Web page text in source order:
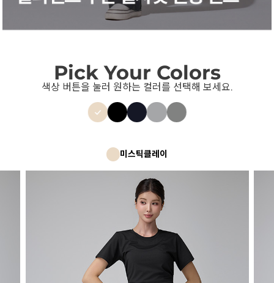
Pick Your Colors
색상 버튼을 눌러 원하는 컬러를 선택해 보세요.
미스틱클레이